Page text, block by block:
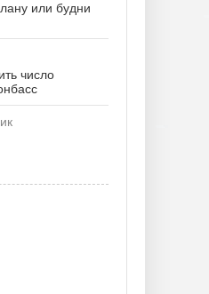
или будни
число